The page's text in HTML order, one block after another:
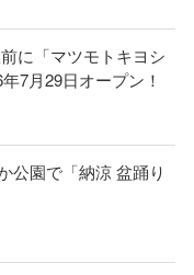
に「マツモトキヨシ
7月29日オープン！
公園で「納涼 盆踊り